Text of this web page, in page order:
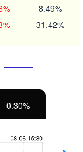
8.49%
31.42%
0.30%